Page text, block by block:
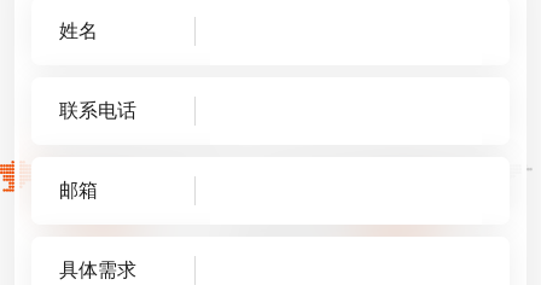
姓名
联系电话
邮箱
具体需求